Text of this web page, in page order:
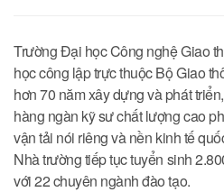
Trường Đại học Công nghệ Giao
học công lập trực thuộc Bộ Giao
hơn 70 năm xây dựng và phát
hàng ngàn kỹ sư chất lượng cao
vận tải nói riêng và nền kinh tế
Nhà trường tiếp tục tuyển sinh
với 22 chuyên ngành đào tạo.